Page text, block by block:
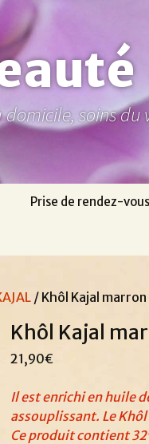
soins
Prise de rendez-vous
/ Khôl Kajal marron
Khôl Kajal
21,90€
Il est enrichi en huile
assouplissant. Le
Ce produit contient